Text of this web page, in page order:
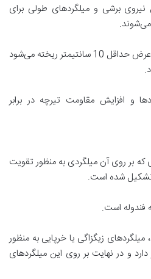
نیروی برشی و میلگردهای طولی برای
بر روی میلگردهای طولی بتنی با عرض حداقل 10 سانتیمتر ریخته می‌شود
و افزایش مقاومت تیرچه در برابر
بر روی آن میلگردی به منظور تقویت
شده است.
فندوله است.
میلگردهای زیگزاگی یا خرپایی به منظور
و در نهایت بر روی این میلگردهای